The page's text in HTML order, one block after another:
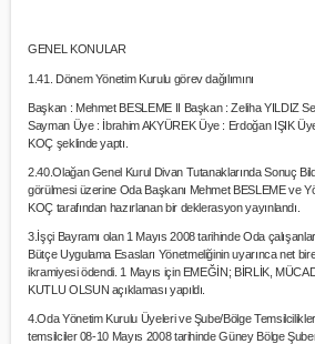
GENEL KONULAR
1.41. Dönem Yönetim Kurulu görev dağılımını
Başkan : Mehmet BESLEME II Başkan : Zeliha YILDIZ
Sayman Üye : İbrahim AKYÜREK Üye : Erdoğan IŞIK
KOÇ şeklinde yaptı.
2.40.Olağan Genel Kurul Divan Tutanaklarında Sonuç
görülmesi üzerine Oda Başkanı Mehmet BESLEME ve
KOÇ tarafından hazırlanan bir deklerasyon yayınlandı.
3.İşçi Bayramı olan 1 Mayıs 2008 tarihinde Oda
Bütçe Uygulama Esasları Yönetmeliğinin uyarınca net
ikramiyesi ödendi. 1 Mayıs için EMEĞİN; BİRLİK,
KUTLU OLSUN açıklaması yapıldı.
4.Oda Yönetim Kurulu Üyeleri ve Şube/Bölge
temsilciler 08-10 Mayıs 2008 tarihinde Güney Bölge